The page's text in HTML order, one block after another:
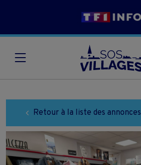
Retour à la liste des annonces